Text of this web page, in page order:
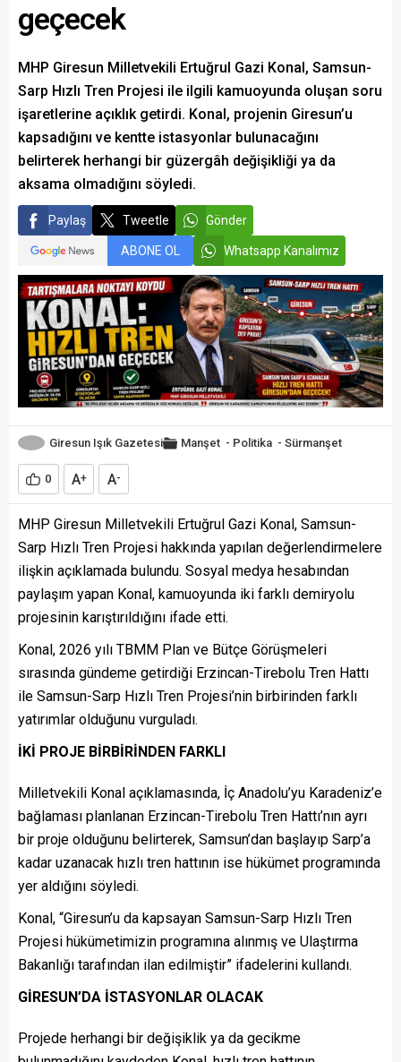
geçecek
MHP Giresun Milletvekili Ertuğrul Gazi Konal, Samsun-
Sarp Hızlı Tren Projesi ile ilgili kamuoyunda oluşan soru
işaretlerine açıklık getirdi. Konal, projenin Giresun’u
kapsadığını ve kentte istasyonlar bulunacağını
belirterek herhangi bir güzergâh değişikliği ya da
aksama olmadığını söyledi.
Paylaş Tweetle Gönder
ABONE OL Whatsapp Kanalımız
Giresun Işık Gazetesi Manşet - Politika - Sürmanşet
0 A+ A-
MHP Giresun Milletvekili Ertuğrul Gazi Konal, Samsun-
Sarp Hızlı Tren Projesi hakkında yapılan değerlendirmelere
ilişkin açıklamada bulundu. Sosyal medya hesabından
paylaşım yapan Konal, kamuoyunda iki farklı demiryolu
projesinin karıştırıldığını ifade etti.
Konal, 2026 yılı TBMM Plan ve Bütçe Görüşmeleri
sırasında gündeme getirdiği Erzincan-Tirebolu Tren Hattı
ile Samsun-Sarp Hızlı Tren Projesi’nin birbirinden farklı
yatırımlar olduğunu vurguladı.
İKİ PROJE BİRBİRİNDEN FARKLI
Milletvekili Konal açıklamasında, İç Anadolu’yu Karadeniz’e
bağlaması planlanan Erzincan-Tirebolu Tren Hattı’nın ayrı
bir proje olduğunu belirterek, Samsun’dan başlayıp Sarp’a
kadar uzanacak hızlı tren hattının ise hükümet programında
yer aldığını söyledi.
Konal, “Giresun’u da kapsayan Samsun-Sarp Hızlı Tren
Projesi hükümetimizin programına alınmış ve Ulaştırma
Bakanlığı tarafından ilan edilmiştir” ifadelerini kullandı.
GİRESUN’DA İSTASYONLAR OLACAK
Projede herhangi bir değişiklik ya da gecikme